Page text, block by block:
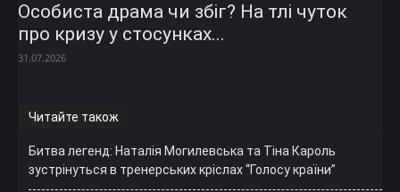
Особиста драма чи збіг? На тлі чуток
про кризу у стосунках...
31.07.2026
Читайте також
Битва легенд: Наталія Могилевська та Тіна Кароль
зустрінуться в тренерських кріслах “Голосу країни”